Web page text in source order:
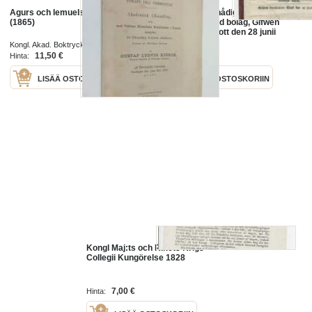
Agurs och lemuels ordspråk
(1865)
Kongl. Akad. Boktryckeriet 1865
Hinta:
11,50 €
LISÄÄ OSTOSKORIIN
Kongl. Maj:ts nådiga förordning,
angående hwad bolag, Gifwen
Stockholms slott den 28 junii
1798./Gustaf Adolph
Hinta:
LISÄÄ OSTOSKORIIN
Kongl Maj:ts och Rikets Krigs-
Collegii Kungörelse 1828
Hinta: 7,00 €